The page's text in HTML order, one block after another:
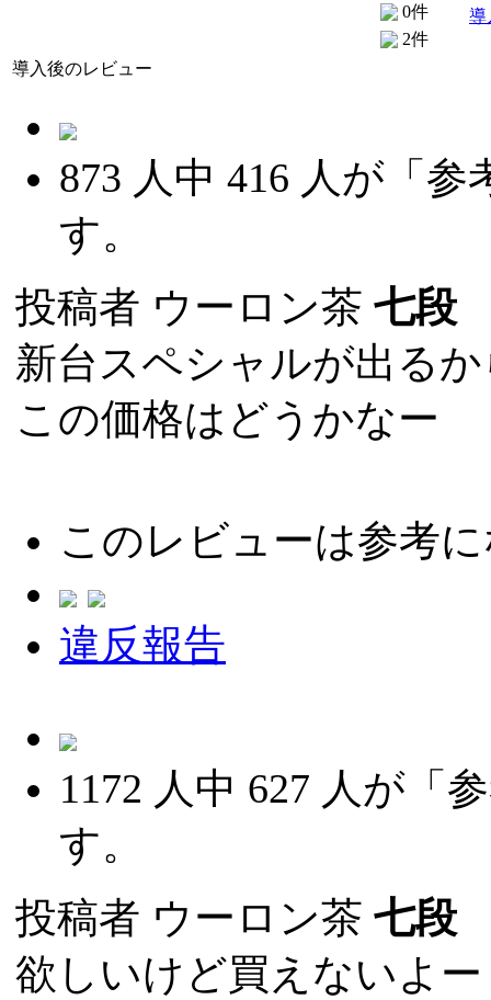
0件
2件
導
導入後のレビュー
873 人中 416 人が「参
す。
投稿者 ウーロン茶 七段
新台スペシャルが出る
この価格はどうかなー
このレビューは参考
違反報告
1172 人中 627 人が「
す。
投稿者 ウーロン茶 七段
欲しいけど買えないよー